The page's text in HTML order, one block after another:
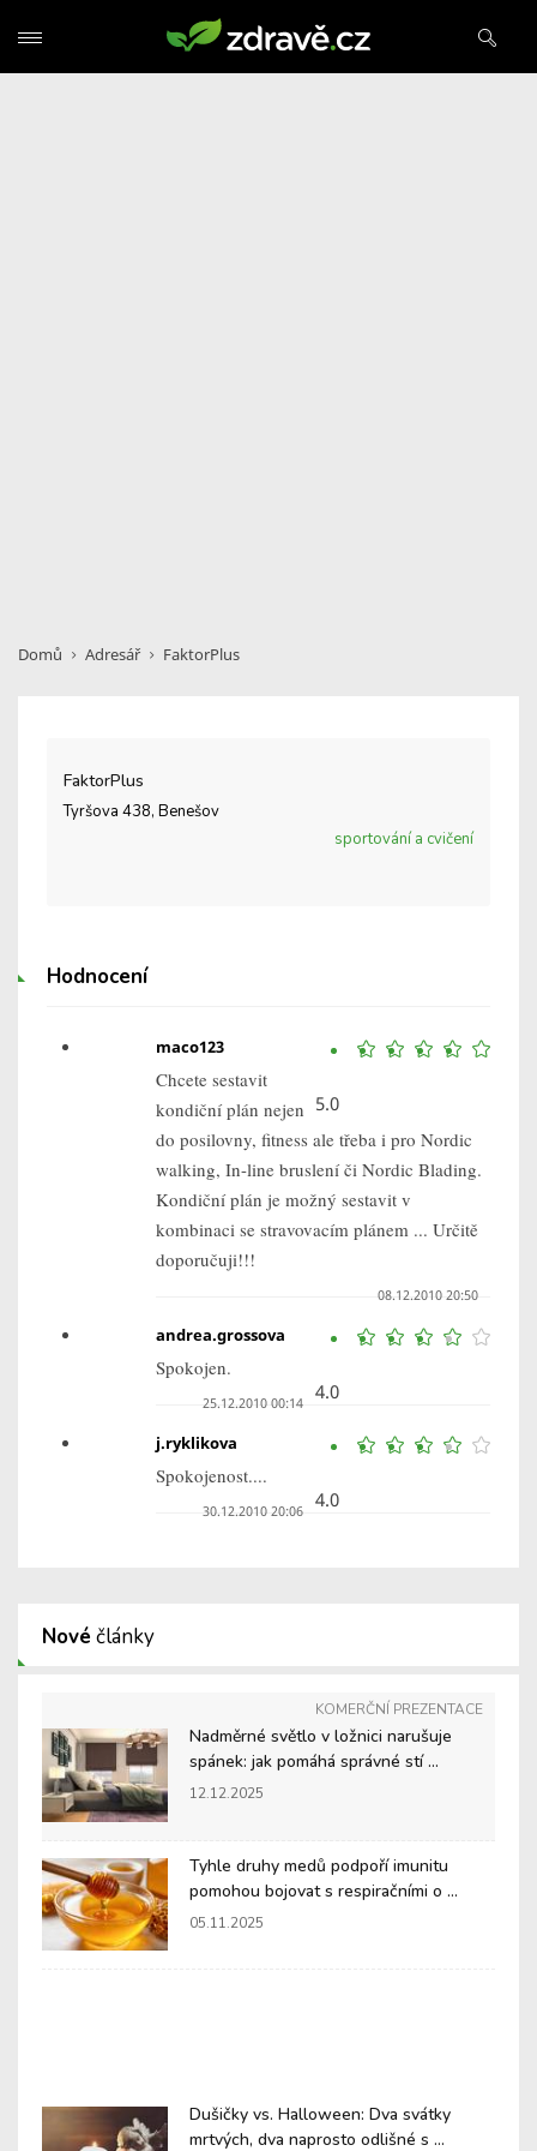
Domů Adresář FaktorPlus
FaktorPlus
Tyršova 438, Benešov
sportování a cvičení
Hodnocení
5.0
maco123
Chcete sestavit
kondiční plán nejen
do posilovny, fitness ale třeba i pro Nordic
walking, In-line bruslení či Nordic Blading.
Kondiční plán je možný sestavit v
kombinaci se stravovacím plánem ... Určitě
doporučuji!!!
08.12.2010 20:50
4.0
andrea.grossova
Spokojen.
25.12.2010 00:14
4.0
j.ryklikova
Spokojenost....
30.12.2010 20:06
Nové články
KOMERČNÍ PREZENTACE
Nadměrné světlo v ložnici narušuje
spánek: jak pomáhá správné stí ...
12.12.2025
Tyhle druhy medů podpoří imunitu
pomohou bojovat s respiračními o ...
05.11.2025
Dušičky vs. Halloween: Dva svátky
mrtvých, dva naprosto odlišné s ...